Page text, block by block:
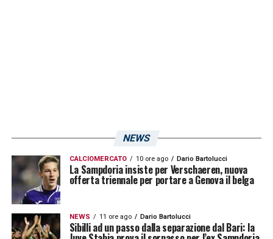
NEWS
CALCIOMERCATO 10 ore ago Dario Bartolucci
La Sampdoria insiste per Verschaeren, nuova
offerta triennale per portare a Genova il belga
NEWS 11 ore ago Dario Bartolucci
Sibilli ad un passo dalla separazione dal Bari: la